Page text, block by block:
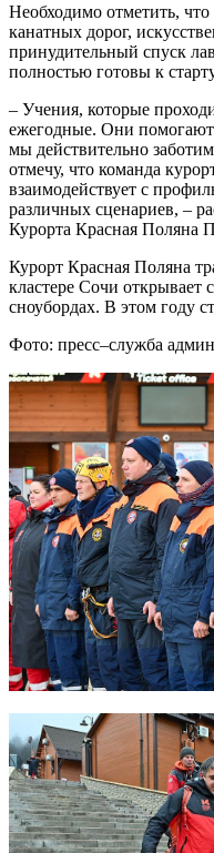
Необходимо отметить,
канатных дорог,
принудительный спуск
полностью готовы к
– Учения, которые
ежегодные. Они помогают
мы действительно
отмечу, что команда
взаимодействует с
различных сценариев, –
Курорта Красная Поляна
Курорт Красная Поляна
кластере Сочи открывает
сноубордах. В этом году
Фото: пресс–служба